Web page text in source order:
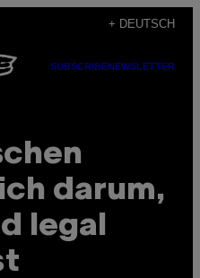
+ DEUTSCH
SUBSCRIBENEWSLETTER
darum,
legal